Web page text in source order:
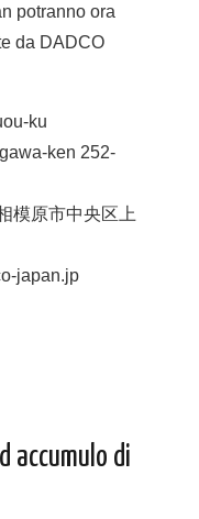
potranno ora
da DADCO
ku
ken 252-
模原市中央区上
japan.jp
accumulo di